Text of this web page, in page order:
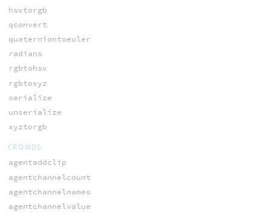
hsvtorgb
qconvert
quaterniontoeuler
radians
rgbtohsv
rgbtoxyz
serialize
unserialize
xyztorgb
CROWDS
agentaddclip
agentchannelcount
agentchannelnames
agentchannelvalue